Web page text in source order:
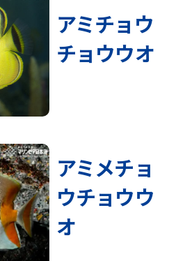
アミチョウ
チョウウオ
アミメチョ
ウチョウウ
オ